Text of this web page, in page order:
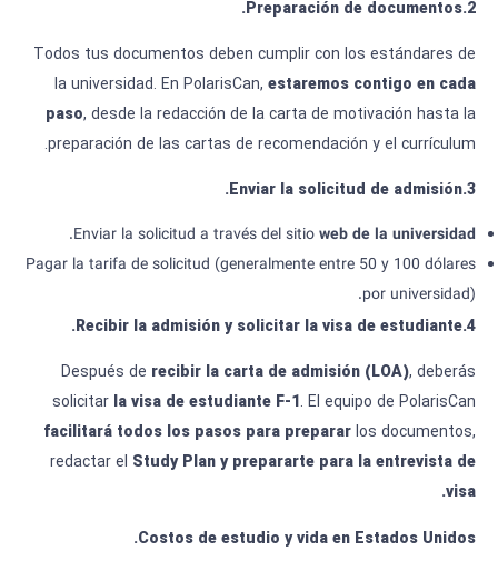
2
.
Preparación de documentos.
Todos tus documentos deben cumplir con los estándares de
la universidad. En PolarisCan,estaremos contigo en cada
paso , desde la redacción de la carta de motivación hasta la
preparación de las cartas de recomendación y el currículum.
3
.
Enviar la solicitud de admisión.
Enviar la solicitud a través del sitioweb de la universidad
.
Pagar la tarifa de solicitud (generalmente entre 50 y 100 dólares
por universidad).
4
.
Recibir la admisión y solicitar la visa de estudiante.
Después de recibir la carta de admisión (LOA) , deberás
solicitar la visa de estudianteF-1 . El equipo de PolarisCan
facilitará todos los pasos para prepararlos documentos,
redactar el Study Plan y prepararte para la entrevista de
visa.
Costos de estudio y vida en Estados Unidos.